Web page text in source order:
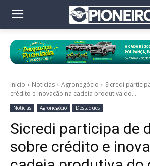
Início Notícias Agronegócio
Sicredi
crédito e inovação na cadeia produtiva do...
Notícias Agronegócio Destaques
Sicredi participa de
sobre crédito e